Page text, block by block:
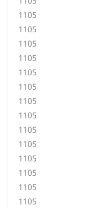
1105
1105
1105
1105
1105
1105
1105
1105
1105
1105
1105
1105
1105
1105